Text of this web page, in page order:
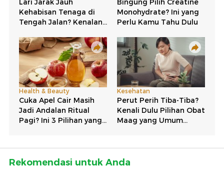
Rekomendasi untuk Anda